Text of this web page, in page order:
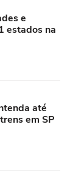
e
estados na
até
em SP